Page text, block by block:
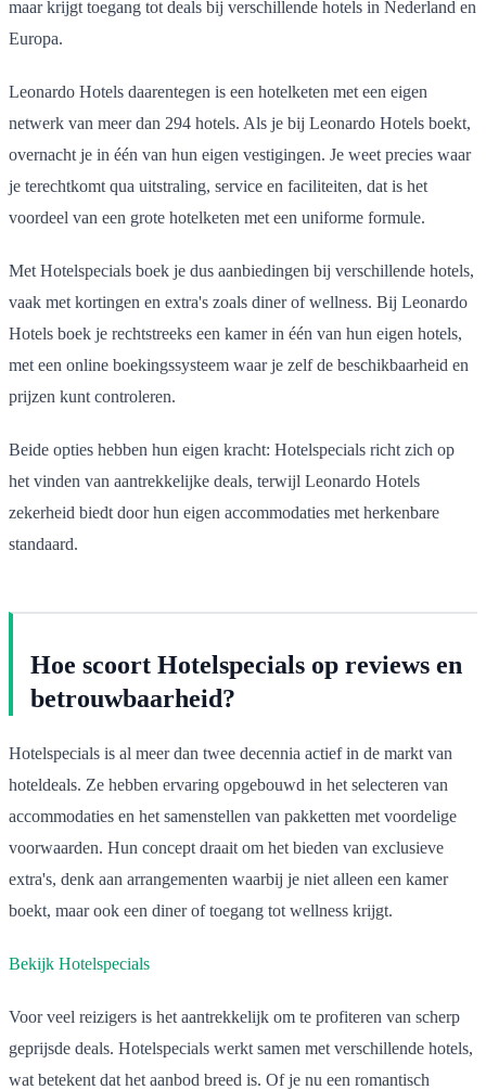
maar krijgt toegang tot deals bij verschillende hotels in Nederland en
Europa.
Leonardo Hotels daarentegen is een hotelketen met een eigen
netwerk van meer dan 294 hotels. Als je bij Leonardo Hotels boekt,
overnacht je in één van hun eigen vestigingen. Je weet precies waar
je terechtkomt qua uitstraling, service en faciliteiten, dat is het
voordeel van een grote hotelketen met een uniforme formule.
Met Hotelspecials boek je dus aanbiedingen bij verschillende hotels,
vaak met kortingen en extra's zoals diner of wellness. Bij Leonardo
Hotels boek je rechtstreeks een kamer in één van hun eigen hotels,
met een online boekingssysteem waar je zelf de beschikbaarheid en
prijzen kunt controleren.
Beide opties hebben hun eigen kracht: Hotelspecials richt zich op
het vinden van aantrekkelijke deals, terwijl Leonardo Hotels
zekerheid biedt door hun eigen accommodaties met herkenbare
standaard.
Hoe scoort Hotelspecials op reviews en
betrouwbaarheid?
Hotelspecials is al meer dan twee decennia actief in de markt van
hoteldeals. Ze hebben ervaring opgebouwd in het selecteren van
accommodaties en het samenstellen van pakketten met voordelige
voorwaarden. Hun concept draait om het bieden van exclusieve
extra's, denk aan arrangementen waarbij je niet alleen een kamer
boekt, maar ook een diner of toegang tot wellness krijgt.
Bekijk Hotelspecials
Voor veel reizigers is het aantrekkelijk om te profiteren van scherp
geprijsde deals. Hotelspecials werkt samen met verschillende hotels,
wat betekent dat het aanbod breed is. Of je nu een romantisch